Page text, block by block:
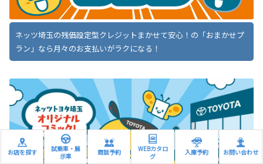
ネッツ埼玉の残価設定型クレジットまかせて安心！の「おまかせプ
ラン」なら月々のお支払いがラクになる！
お店を探す
試乗車・展
示車
商談予約
WEBカタロ
グ
入庫予約 お問い合わせ